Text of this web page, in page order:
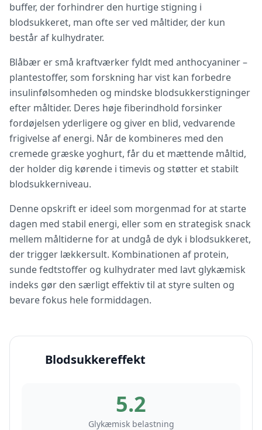
buffer, der forhindrer den hurtige stigning i
blodsukkeret, man ofte ser ved måltider, der kun
består af kulhydrater.
Blåbær er små kraftværker fyldt med anthocyaniner –
plantestoffer, som forskning har vist kan forbedre
insulinfølsomheden og mindske blodsukkerstigninger
efter måltider. Deres høje fiberindhold forsinker
fordøjelsen yderligere og giver en blid, vedvarende
frigivelse af energi. Når de kombineres med den
cremede græske yoghurt, får du et mættende måltid,
der holder dig kørende i timevis og støtter et stabilt
blodsukkerniveau.
Denne opskrift er ideel som morgenmad for at starte
dagen med stabil energi, eller som en strategisk snack
mellem måltiderne for at undgå de dyk i blodsukkeret,
der trigger lækkersult. Kombinationen af protein,
sunde fedtstoffer og kulhydrater med lavt glykæmisk
indeks gør den særligt effektiv til at styre sulten og
bevare fokus hele formiddagen.
Blodsukkereffekt
5.2
Glykæmisk belastning